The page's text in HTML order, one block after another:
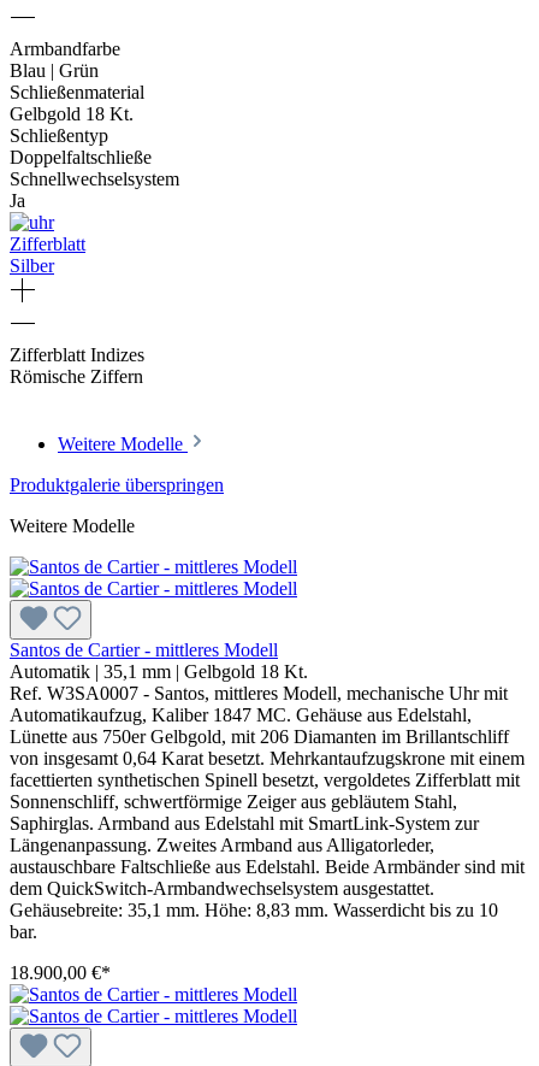
Armbandfarbe
Blau | Grün
Schließenmaterial
Gelbgold 18 Kt.
Schließentyp
Doppelfaltschließe
Schnellwechselsystem
Ja
Zifferblatt
Silber
Zifferblatt Indizes
Römische Ziffern
Weitere Modelle
Produktgalerie überspringen
Weitere Modelle
Santos de Cartier - mittleres Modell
Automatik | 35,1 mm | Gelbgold 18 Kt.
Ref. W3SA0007 - Santos, mittleres Modell, mechanische Uhr mit
Automatikaufzug, Kaliber 1847 MC. Gehäuse aus Edelstahl,
Lünette aus 750er Gelbgold, mit 206 Diamanten im Brillantschliff
von insgesamt 0,64 Karat besetzt. Mehrkantaufzugskrone mit einem
facettierten synthetischen Spinell besetzt, vergoldetes Zifferblatt mit
Sonnenschliff, schwertförmige Zeiger aus gebläutem Stahl,
Saphirglas. Armband aus Edelstahl mit SmartLink-System zur
Längenanpassung. Zweites Armband aus Alligatorleder,
austauschbare Faltschließe aus Edelstahl. Beide Armbänder sind mit
dem QuickSwitch-Armbandwechselsystem ausgestattet.
Gehäusebreite: 35,1 mm. Höhe: 8,83 mm. Wasserdicht bis zu 10
bar.
18.900,00 €*